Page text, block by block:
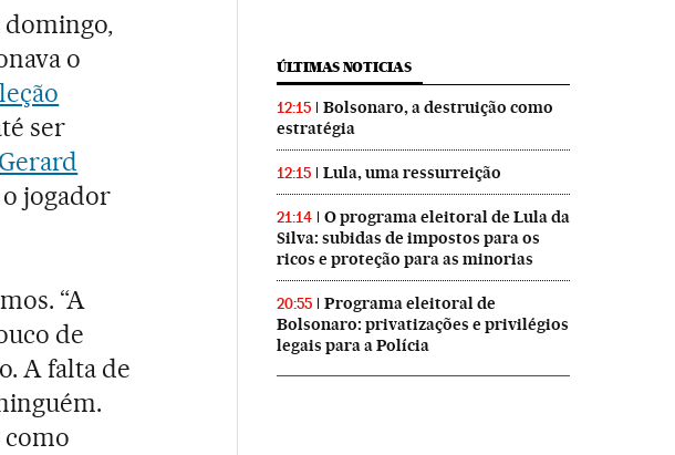
domingo,
o
ser
Gerard
jogador
“A
de
A falta de
como
ÚLTIMAS NOTICIAS
12:15
Bolsonaro, a destruição como
estratégia
12:15 Lula, uma ressurreição
21:14
O programa eleitoral de Lula da
Silva: subidas de impostos para os
ricos e proteção para as minorias
20:55
Programa eleitoral de
Bolsonaro: privatizações e privilégios
legais para a Polícia